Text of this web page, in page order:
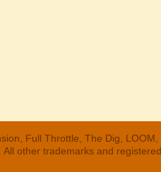
Full Throttle, The Dig,
other trademarks and